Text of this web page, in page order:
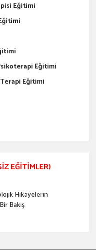
Eğitimi
Eğitimi
Eğitimi
EĞITIMLER)
Hikayelerin
Bakış